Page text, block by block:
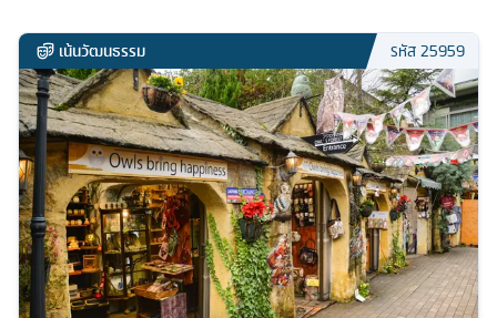
เน้นวัฒนธรรม รหัส25959